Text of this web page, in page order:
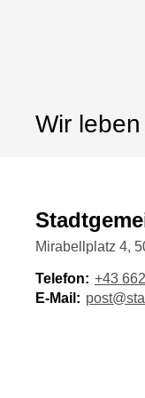
Wir
Mirabellplatz 4,
Telefon: +43
E-Mail: